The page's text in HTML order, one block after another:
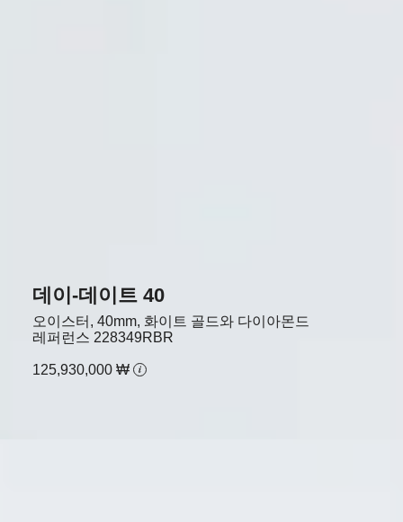
데이-데이트 40
오이스터, 40mm, 화이트 골드와 다이아몬드
레퍼런스 228349RBR
125,930,000 ₩